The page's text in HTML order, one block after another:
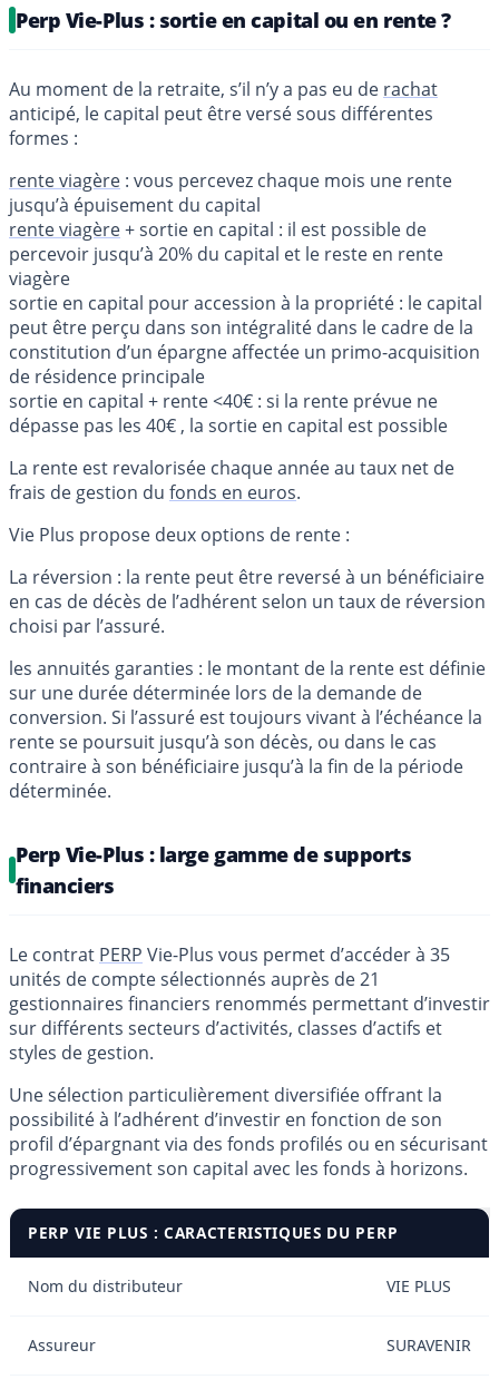
Perp Vie-Plus : sortie en capital ou en rente ?
Au moment de la retraite, s’il n’y a pas eu de rachat
anticipé, le capital peut être versé sous différentes
formes :
rente viagère : vous percevez chaque mois une rente
jusqu’à épuisement du capital
rente viagère+ sortie en capital : il est possible de
percevoir jusqu’à 20% du capital et le reste en rente
viagère
sortie en capital pour accession à la propriété : le capital
peut être perçu dans son intégralité dans le cadre de la
constitution d’un épargne affectée un primo-acquisition
de résidence principale
sortie en capital + rente <40€ : si la rente prévue ne
dépasse pas les 40€ , la sortie en capital est possible
La rente est revalorisée chaque année au taux net de
frais de gestion du fonds en euros.
Vie Plus propose deux options de rente :
La réversion : la rente peut être reversé à un bénéficiaire
en cas de décès de l’adhérent selon un taux de réversion
choisi par l’assuré.
les annuités garanties : le montant de la rente est définie
sur une durée déterminée lors de la demande de
conversion. Si l’assuré est toujours vivant à l’échéance la
rente se poursuit jusqu’à son décès, ou dans le cas
contraire à son bénéficiaire jusqu’à la fin de la période
déterminée.
Perp Vie-Plus : large gamme de supports
financiers
Le contrat PERP Vie-Plus vous permet d’accéder à 35
unités de compte sélectionnés auprès de 21
gestionnaires financiers renommés permettant d’investir
sur différents secteurs d’activités, classes d’actifs et
styles de gestion.
Une sélection particulièrement diversifiée offrant la
possibilité à l’adhérent d’investir en fonction de son
profil d’épargnant via des fonds profilés ou en sécurisant
progressivement son capital avec les fonds à horizons.
PERP VIE PLUS : CARACTERISTIQUES DU PERP
Nom du distributeur VIE PLUS
Assureur SURAVENIR